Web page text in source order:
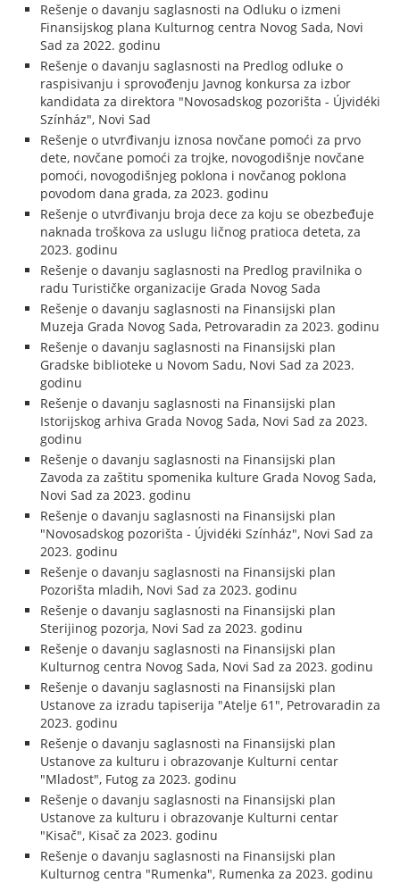
Rešenje o davanju saglasnosti na Odluku o izmeni
Finansijskog plana Kulturnog centra Novog Sada, Novi
Sad za 2022. godinu
Rešenje o davanju saglasnosti na Predlog odluke o
raspisivanju i sprovođenju Javnog konkursa za izbor
kandidata za direktora "Novosadskog pozorišta - Újvidéki
Színház", Novi Sad
Rešenje o utvrđivanju iznosa novčane pomoći za prvo
dete, novčane pomoći za trojke, novogodišnje novčane
pomoći, novogodišnjeg poklona i novčanog poklona
povodom dana grada, za 2023. godinu
Rešenje o utvrđivanju broja dece za koju se obezbeđuje
naknada troškova za uslugu ličnog pratioca deteta, za
2023. godinu
Rešenje o davanju saglasnosti na Predlog pravilnika o
radu Turističke organizacije Grada Novog Sada
Rešenje o davanju saglasnosti na Finansijski plan
Muzeja Grada Novog Sada, Petrovaradin za 2023. godinu
Rešenje o davanju saglasnosti na Finansijski plan
Gradske biblioteke u Novom Sadu, Novi Sad za 2023.
godinu
Rešenje o davanju saglasnosti na Finansijski plan
Istorijskog arhiva Grada Novog Sada, Novi Sad za 2023.
godinu
Rešenje o davanju saglasnosti na Finansijski plan
Zavoda za zaštitu spomenika kulture Grada Novog Sada,
Novi Sad za 2023. godinu
Rešenje o davanju saglasnosti na Finansijski plan
"Novosadskog pozorišta - Újvidéki Színház", Novi Sad za
2023. godinu
Rešenje o davanju saglasnosti na Finansijski plan
Pozorišta mladih, Novi Sad za 2023. godinu
Rešenje o davanju saglasnosti na Finansijski plan
Sterijinog pozorja, Novi Sad za 2023. godinu
Rešenje o davanju saglasnosti na Finansijski plan
Kulturnog centra Novog Sada, Novi Sad za 2023. godinu
Rešenje o davanju saglasnosti na Finansijski plan
Ustanove za izradu tapiserija "Atelje 61", Petrovaradin za
2023. godinu
Rešenje o davanju saglasnosti na Finansijski plan
Ustanove za kulturu i obrazovanje Kulturni centar
"Mladost", Futog za 2023. godinu
Rešenje o davanju saglasnosti na Finansijski plan
Ustanove za kulturu i obrazovanje Kulturni centar
"Kisač", Kisač za 2023. godinu
Rešenje o davanju saglasnosti na Finansijski plan
Kulturnog centra "Rumenka", Rumenka za 2023. godinu